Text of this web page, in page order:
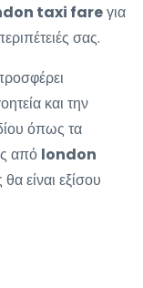
taxi fareγια
σας.
και την
όπως τα
από london
θα είναι εξίσου